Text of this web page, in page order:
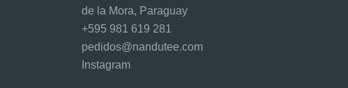
de la Mora, Paraguay
+595 981 619 281
pedidos@nandutee.com
Instagram